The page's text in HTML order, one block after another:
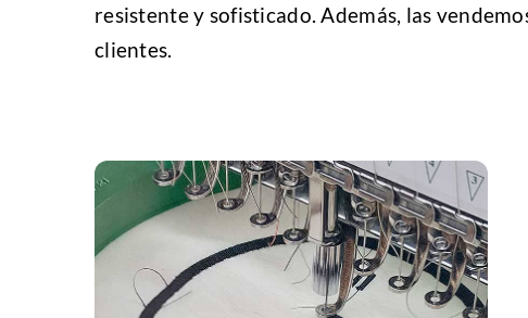
resistente y sofisticado. Además, las
clientes.